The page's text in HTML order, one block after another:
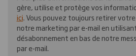
gère, utilise et protège vos
ici. Vous pouvez toujours retirer
notre marketing par e-mail en
désabonnement en bas de notre
par e-mail.